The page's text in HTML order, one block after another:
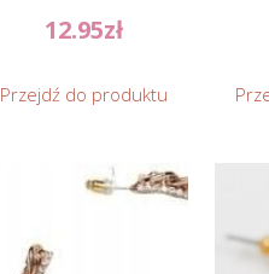
12.95zł
Przejdź do produktu